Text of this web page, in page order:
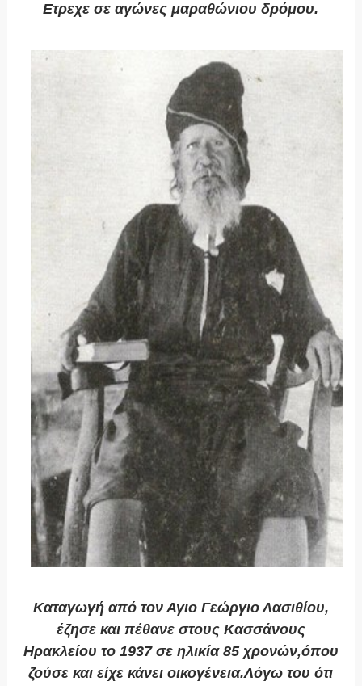
Eτρεχε σε αγώνες μαραθώνιου δρόμου.
Καταγωγή από τον Αγιο Γεώργιο Λασιθίου,
έζησε και πέθανε στους Κασσάνους
Hρακλείου το 1937 σε ηλικία 85 χρονών,όπου
ζούσε και είχε κάνει οικογένεια.Λόγω του ότι